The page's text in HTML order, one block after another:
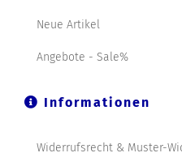
Neue Artikel
Angebote - Sale%
Informationen
Widerrufsrecht & Muster-